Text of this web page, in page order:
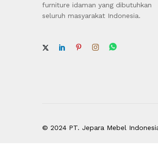
furniture idaman yang dibutuhkan
seluruh masyarakat Indonesia.
© 2024 PT. Jepara Mebel